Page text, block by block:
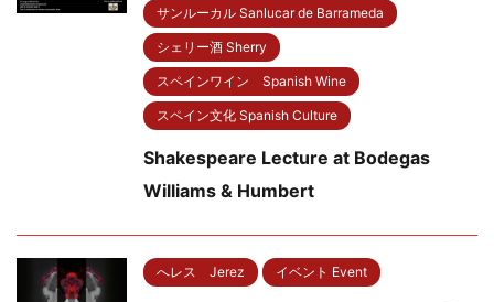
サンルーカル Sanlucar de Barrameda
シェリー酒 Sherry
スペインワイン Spanish Wine
スペイン文化 Spanish Culture
Shakespeare Lecture at Bodegas
Williams & Humbert
へレス Jerez イベント Event